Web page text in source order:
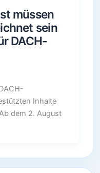
müssen
sein
DACH-
Inhalte
dem 2. August